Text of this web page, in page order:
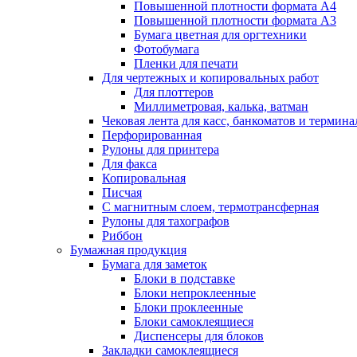
Повышенной плотности формата А4
Повышенной плотности формата А3
Бумага цветная для оргтехники
Фотобумага
Пленки для печати
Для чертежных и копировальных работ
Для плоттеров
Миллиметровая, калька, ватман
Чековая лента для касс, банкоматов и
Перфорированная
Рулоны для принтера
Для факса
Копировальная
Писчая
С магнитным слоем, термотрансферная
Рулоны для тахографов
Риббон
Бумажная продукция
Бумага для заметок
Блоки в подставке
Блоки непроклеенные
Блоки проклеенные
Блоки самоклеящиеся
Диспенсеры для блоков
Закладки самоклеящиеся